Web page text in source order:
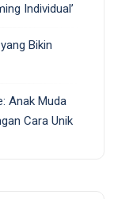
Individual’
Bikin
Anak Muda
Cara Unik